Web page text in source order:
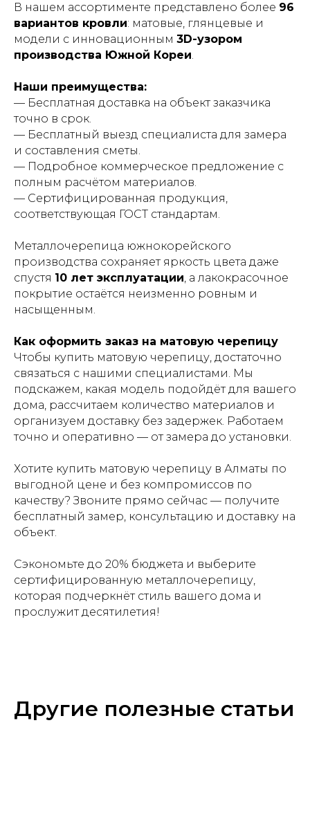
В нашем ассортименте представлено более 96
вариантов кровли: матовые, глянцевые и
модели с инновационным 3D-узором
производства Южной Кореи.
Наши преимущества:
— Бесплатная доставка на объект заказчика
точно в срок.
— Бесплатный выезд специалиста для замера
и составления сметы.
— Подробное коммерческое предложение с
полным расчётом материалов.
— Сертифицированная продукция,
соответствующая ГОСТ стандартам.
Металлочерепица южнокорейского
производства сохраняет яркость цвета даже
спустя 10 лет эксплуатации, а лакокрасочное
покрытие остаётся неизменно ровным и
насыщенным.
Как оформить заказ на матовую черепицу
Чтобы купить матовую черепицу, достаточно
связаться с нашими специалистами. Мы
подскажем, какая модель подойдёт для вашего
дома, рассчитаем количество материалов и
организуем доставку без задержек. Работаем
точно и оперативно — от замера до установки.
Хотите купить матовую черепицу в Алматы по
выгодной цене и без компромиссов по
качеству? Звоните прямо сейчас — получите
бесплатный замер, консультацию и доставку на
объект.
Сэкономьте до 20% бюджета и выберите
сертифицированную металлочерепицу,
которая подчеркнёт стиль вашего дома и
прослужит десятилетия!
Другие полезные статьи